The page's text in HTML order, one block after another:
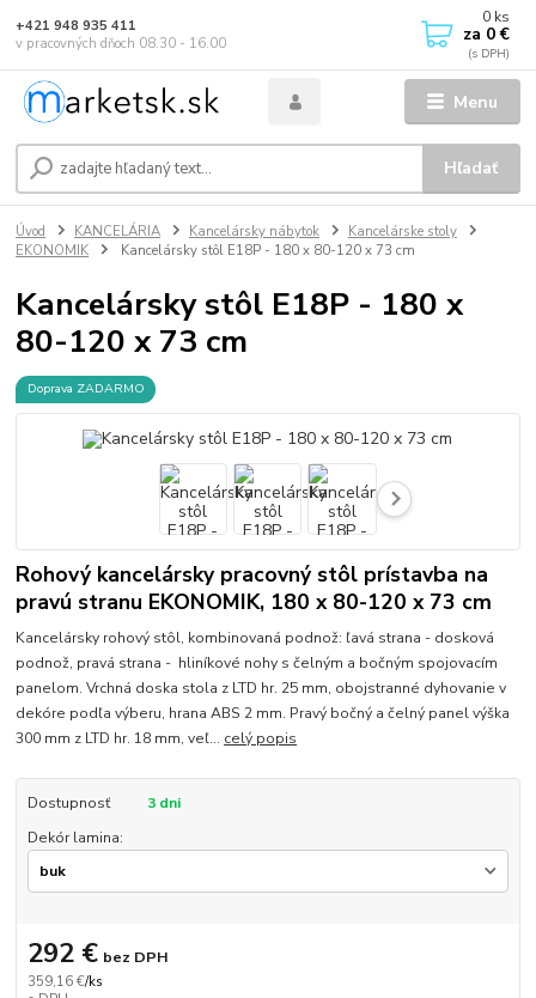
Menu
Hľadať
+421 948 935 411
v pracovných dňoch 08.30 - 16.00
0 ks
za 0 €
Úvod KANCELÁRIA Kancelársky nábytok
Kancelárske stoly
EKONOMIK
Kancelársky stôl E18P - 180 x 80-120 x 73 cm
Kancelársky stôl E18P - 180 x
80-120 x 73 cm
Doprava ZADARMO
Rohový kancelársky pracovný stôl prístavba na
pravú stranu EKONOMIK, 180 x 80-120 x 73 cm
Kancelársky rohový stôl, kombinovaná podnož: ľavá strana - dosková
podnož, pravá strana - hliníkové nohy s čelným a bočným spojovacím
panelom. Vrchná doska stola z LTD hr. 25 mm, obojstranné dyhovanie v
dekóre podľa výberu, hrana ABS 2 mm. Pravý bočný a čelný panel výška
300 mm z LTD hr. 18 mm, veľ... celý popis
Dostupnosť
3 dni
Dekór lamina:
359,16 €/ks
292 € bez DPH